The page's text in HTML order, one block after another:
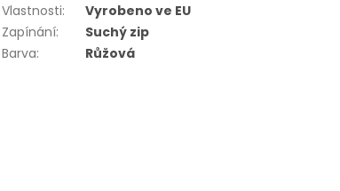
Vlastnosti:
Vyrobeno ve EU
Zapínání:
Suchý zip
Barva: Růžová